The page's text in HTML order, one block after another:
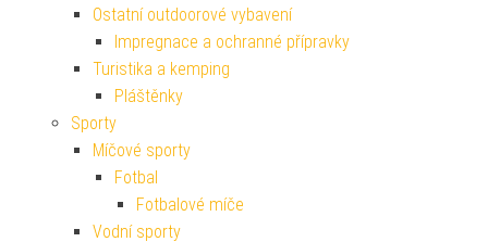
Ostatní outdoorové vybavení
Impregnace a ochranné přípravky
Turistika a kemping
Pláštěnky
Sporty
Míčové sporty
Fotbal
Fotbalové míče
Vodní sporty